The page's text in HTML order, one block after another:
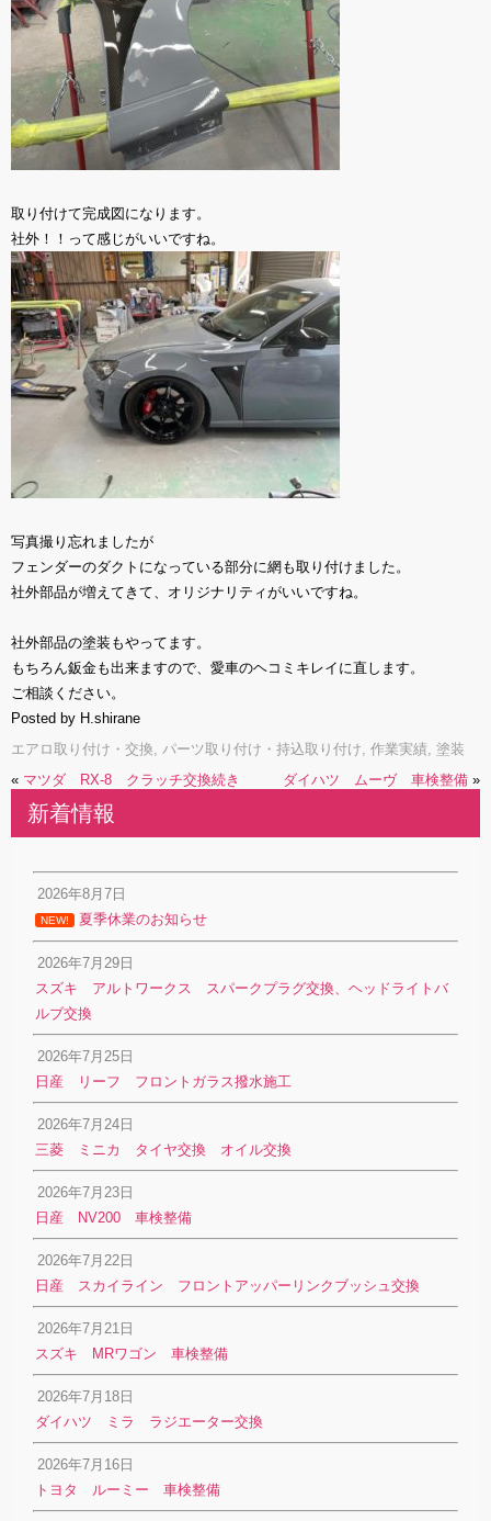
取り付けて完成図になります。
社外！！って感じがいいですね。
写真撮り忘れましたが
フェンダーのダクトになっている部分に網も取り付けました。
社外部品が増えてきて、オリジナリティがいいですね。
社外部品の塗装もやってます。
もちろん鈑金も出来ますので、愛車のヘコミキレイに直します。
ご相談ください。
Posted by H.shirane
エアロ取り付け・交換, パーツ取り付け・持込取り付け, 作業実績, 塗装
« マツダ RX-8 クラッチ交換続き ダイハツ ムーヴ 車検整備 »
新着情報
2026年8月7日
NEW! 夏季休業のお知らせ
2026年7月29日
スズキ アルトワークス スパークプラグ交換、ヘッドライトバ
ルブ交換
2026年7月25日
日産 リーフ フロントガラス撥水施工
2026年7月24日
三菱 ミニカ タイヤ交換 オイル交換
2026年7月23日
日産 NV200 車検整備
2026年7月22日
日産 スカイライン フロントアッパーリンクブッシュ交換
2026年7月21日
スズキ MRワゴン 車検整備
2026年7月18日
ダイハツ ミラ ラジエーター交換
2026年7月16日
トヨタ ルーミー 車検整備